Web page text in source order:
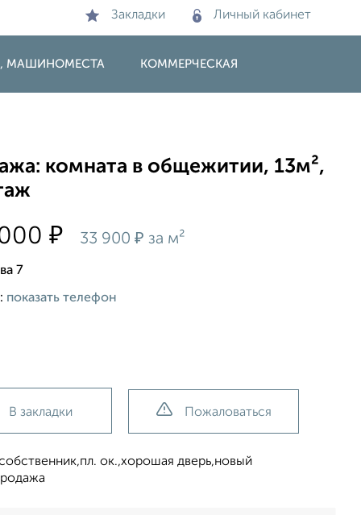
Закладки Личный кабинет
МАШИНОМЕСТА КОММЕРЧЕСКАЯ
комната в общежитии, 13м²,
₽ 33 900₽ за м²
7
показать телефон
В закладки Пожаловаться
ок.,хорошая дверь,новый